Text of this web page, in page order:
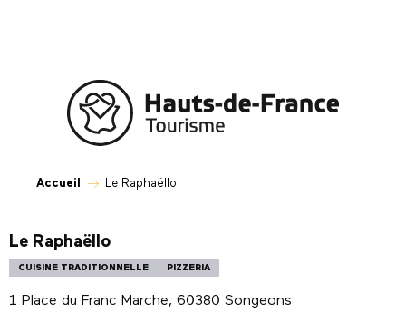
Accueil Le Raphaëllo
Le Raphaëllo
CUISINE TRADITIONNELLE PIZZERIA
1 Place du Franc Marche, 60380 Songeons